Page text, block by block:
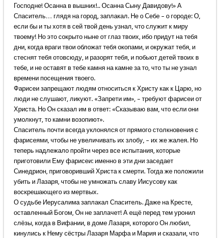
Господне! Осанна в вышних!.. Осанна Сыну Давидову!» А
Спаситель… глядя на город, заплакал. Не о Себе – о городе: О,
если бы и ты хотя в сей твой день узнал, что служит к миру
твоему! Но это сокрыто ныне от глаз твоих, ибо придут на тебя
дни, когда враги твои обложат тебя окопами, и окружат тебя, и
стеснят тебя отовсюду, и разорят тебя, и побьют детей твоих в
тебе, и не оставят в тебе камня на камне за то, что ты не узнал
времени посещения твоего.
Фарисеи запрещают людям относиться к Христу как к Царю, но
люди не слушают, ликуют. «Запрети им», – требуют фарисеи от
Христа. Но Он сказал им в ответ: «Сказываю вам, что если они
умолкнут, то камни возопиют».
Спаситель почти всегда уклонялся от прямого столкновения с
фарисеями, чтобы не увеличивать их злобу, – их же жалея. Но
теперь надлежало пройти через все испытания, которые
приготовили Ему фарисеи: именно в эти дни заседает
Синедрион, приговоривший Христа к смерти. Тогда же положили
убить и Лазаря, чтобы не умножать славу Иисусову как
воскрешающего из мертвых.
О судьбе Иерусалима заплакал Спаситель. Даже на Кресте,
оставленный Богом, Он не заплачет! А ещё перед тем уронил
слёзы, когда в Вифании, в доме Лазаря, которого Он любил,
кинулись к Нему сёстры Лазаря Марфа и Мария и сказали, что